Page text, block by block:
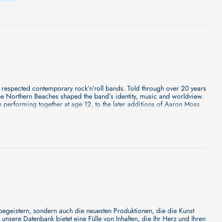
contemporary rock’n’roll bands. Told through over 20 years
Beaches shaped the band’s identity, music and worldview.
together at age 12, to the later additions of Aaron Moss
itself. Featuring commentary from family, collaborators and figures
view into who C.O.F.F.I.N is.
Festival, das jeden November im kanadischen Banff stattfindet
A Baffin Vacation – Love on Ice – Expedition,
– Eine künstlerische Reise, die Landschaftswandel und
Freeride-Leidenschaft, die jede Abfahrt zu einem gemeinsamen
sondern auch die neuesten Produktionen, die die Kunst
Datenbank bietet eine Fülle von Inhalten, die Ihr Herz und Ihren